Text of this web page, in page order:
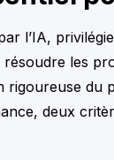
l’IA,
les
deux